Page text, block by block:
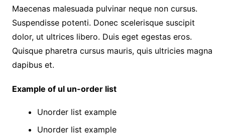
Maecenas malesuada pulvinar neque non cursus.
Suspendisse potenti. Donec scelerisque suscipit
dolor, ut ultrices libero. Duis eget egestas eros.
Quisque pharetra cursus mauris, quis ultricies magna
dapibus et.
Example of ul un-order list
Unorder list example
Unorder list example